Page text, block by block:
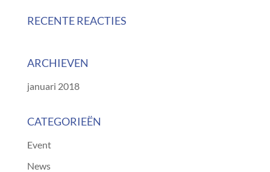
RECENTE REACTIES
ARCHIEVEN
januari 2018
CATEGORIEËN
Event
News